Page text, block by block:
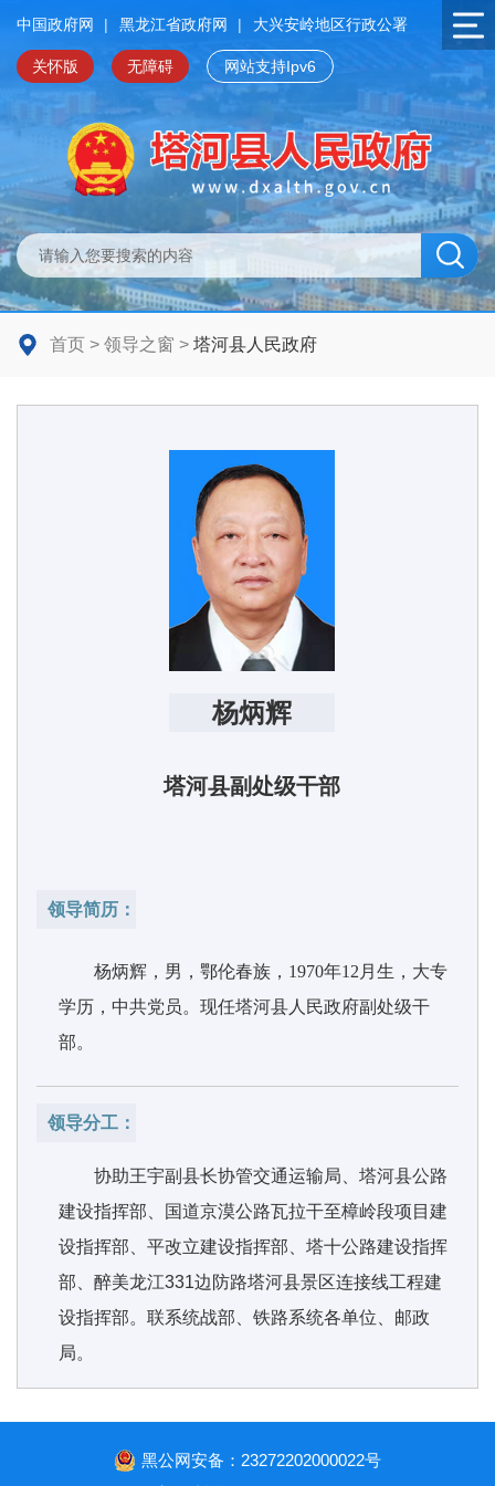
中国政府网 | 黑龙江省政府网 | 大兴安岭地区行政公署
关怀版 无障碍 网站支持Ipv6
首页 > 领导之窗 > 塔河县人民政府
杨炳辉
塔河县副处级干部
领导简历：
杨炳辉，男，鄂伦春族， 1970年12 月生，大专
学历，中共党员。现任塔河县人民政府副处级干
部。
领导分工：
协助王宇副县长协管交通运输局、塔河县公路
建设指挥部、国道京漠公路瓦拉干至樟岭段项目建
设指挥部、平改立建设指挥部、塔十公路建设指挥
部、醉美龙江331边防路塔河县景区连接线工程建
设指挥部。联系统战部、铁路系统各单位、邮政
局。
黑公网安备：23272202000022号